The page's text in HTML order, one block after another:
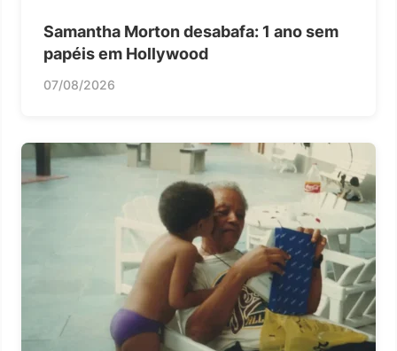
Samantha Morton desabafa: 1 ano sem
papéis em Hollywood
07/08/2026